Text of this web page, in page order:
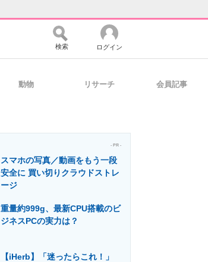
マーケ×ITの今がよく分かる
検索 ログイン
動物 リサーチ 会員記事
- PR -
スマホの写真／動画をもう一段
安全に 買い切りクラウドストレ
ージ
重量約999g、最新CPU搭載のビ
ジネスPCの実力は？
【iHerb】「迷ったらこれ！」